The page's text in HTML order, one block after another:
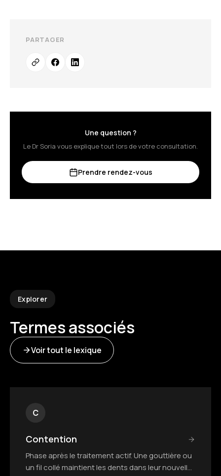
PARTAGER
Une question ?
Le Dr Soria vous explique tout lors de votre consultation.
Prendre rendez-vous
Explorer
Termes associés
Voir tout le lexique
C
Contention
Phase après le traitement actif. Une gouttière ou
un fil collé maintient les dents dans leur nouvelle